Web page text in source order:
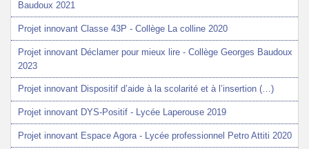
Baudoux 2021
Projet innovant Classe 43P - Collège La colline 2020
Projet innovant Déclamer pour mieux lire - Collège Georges Baudoux
2023
Projet innovant Dispositif d’aide à la scolarité et à l’insertion (…)
Projet innovant DYS-Positif - Lycée Laperouse 2019
Projet innovant Espace Agora - Lycée professionnel Petro Attiti 2020